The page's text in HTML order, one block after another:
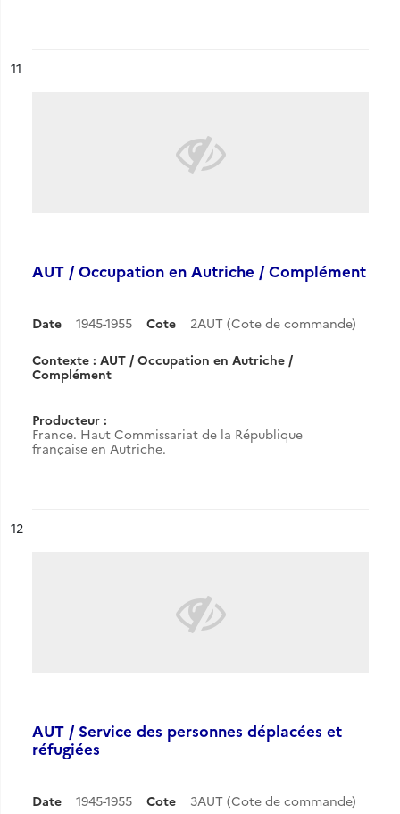
n°
11
AUT / Occupation en Autriche / Complément
Date 1945-1955 Cote 2AUT (Cote de commande)
Contexte : AUT / Occupation en Autriche /
Complément
Producteur :
France. Haut Commissariat de la République
française en Autriche.
n°
12
AUT / Service des personnes déplacées et
réfugiées
Date 1945-1955 Cote 3AUT (Cote de commande)